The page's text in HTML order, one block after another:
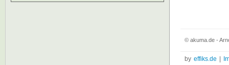
© akuma.de -
by effiks.de